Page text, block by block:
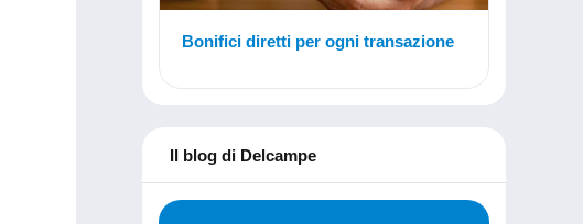
Bonifici diretti per ogni transazione
Il blog di Delcampe